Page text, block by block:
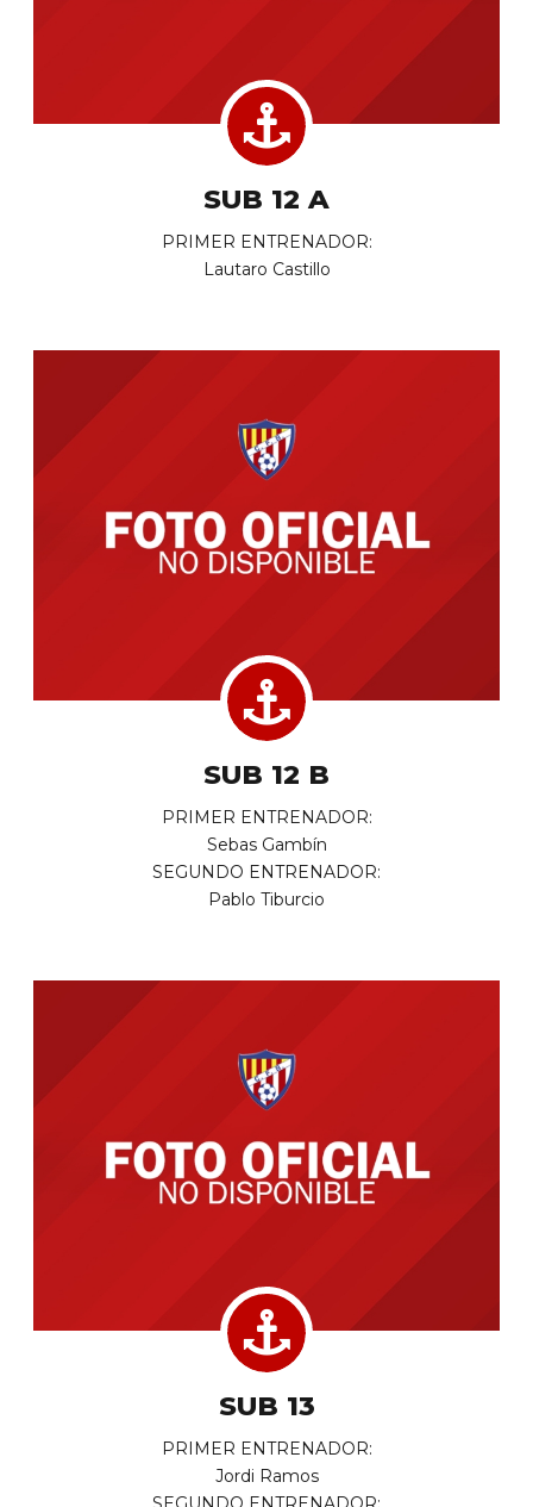
SUB 12 A
PRIMER ENTRENADOR:
Lautaro Castillo
SUB 12 B
PRIMER ENTRENADOR:
Sebas Gambín
SEGUNDO ENTRENADOR:
Pablo Tiburcio
SUB 13
PRIMER ENTRENADOR:
Jordi Ramos